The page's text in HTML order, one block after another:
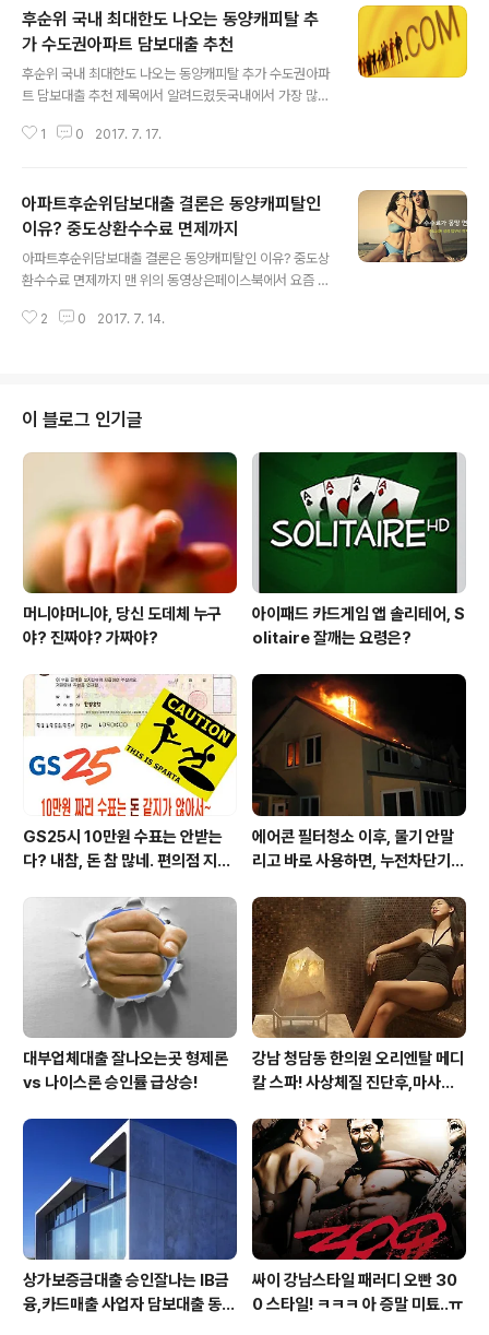
후순위 국내 최대한도 나오는 동양캐피탈 추
가 수도권아파트 담보대출 추천
후순위 국내 최대한도 나오는 동양캐피탈 추가 수도권아파
트 담보대출 추천 제목에서 알려드렸듯국내에서 가장 많은
으로 선순위 또는 1순위라 불리는 모기지론의 경우주거래
자금 나올곳을 찾아보게 됩니다. 이때 은행의 경우집값이
엄청 뛴 케이스가 아닌 한에는추가 수도권아파트 담보대출
후순위는 안해주는것이 일반적이며2금융권의 저축은행이
나 캐피사, 또는 보험사를 체크하게 되는데,후순위의 추가
의 사이즈에 맞으면 다행이지만,보통은 모자라게 나와서이
1 0 2017. 7. 17.
아파트후순위담보대출 결론은 동양캐피탈인
이유? 중도상환수수료 면제까지
아파트후순위담보대출 결론은 동양캐피탈인 이유? 중도상
환수수료 면제까지 맨 위의 동영상은페이스북에서 요즘 최
의 최근 제작된 영상입니다. 뭐 동영상자체에는 눈에 확 띄
면 승인 OK수수료가 몽땅면제, 중도상환수수료 면제에 법
무비 설정비 까지 0원! 타사들도 비슷하게 하는듯 하지만
실체가 모호한 브로커이거나아니면, 홍보성 멘트로만 끝나
는 케이스가 다인데실제아파트후순위담보대출 제대로 뽑
아주는 제도권 등록기관 원청(하청개념의 수탁이나 모집인
이 아닌)인 곳은바로 국내에서 동양캐피탈이 유일합니다.
아래동양..
2 0 2017. 7. 14.
이 블로그 인기글
머니야머니야, 당신 도데체 누구
야? 진짜야? 가짜야?
아이패드 카드게임 앱 솔리테어, S
olitaire 잘깨는 요령은?
GS25시 10만원 수표는 안받는
다? 내참, 돈 참 많네. 편의점 지에
에어콘 필터청소 이후, 물기 안말
리고 바로 사용하면, 누전차단기
심!)
대부업체대출 잘나오는곳 형제론
vs 나이스론 승인률 급상승!
강남 청담동 한의원 오리엔탈 메디
칼 스파! 사상체질 진단후,마사지,
니다
상가보증금대출 승인잘나는 IB금
융,카드매출 사업자 담보대출 동
싸이 강남스타일 패러디 오빤 30
0 스타일! ㅋㅋㅋ 아 증말 미툐..ㅠ